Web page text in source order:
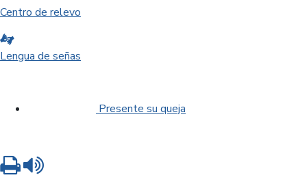
Centro de relevo
Lengua de señas
Presente su queja
Imprimir